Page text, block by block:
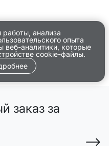
анализа
опыта
веб-аналитики, которые
cookie-файлы.
заказ за